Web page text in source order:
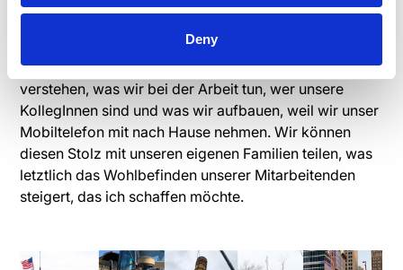
Deny
erreichen. Und aus kultureller Sicht können unsere
EhepartnerInnen und Familienmitglieder besser
verstehen, was wir bei der Arbeit tun, wer unsere
KollegInnen sind und was wir aufbauen, weil wir unser
Mobiltelefon mit nach Hause nehmen. Wir können
diesen Stolz mit unseren eigenen Familien teilen, was
letztlich das Wohlbefinden unserer Mitarbeitenden
steigert, das ich schaffen möchte.